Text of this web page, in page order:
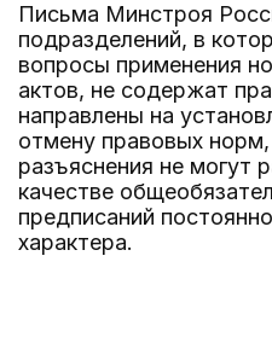
Письма Минстроя
подразделений, в
вопросы применения
актов, не содержат
направлены на
отмену правовых
разъяснения не могут
качестве
предписаний
характера.